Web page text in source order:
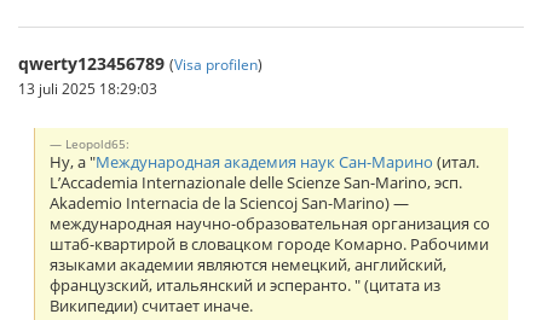
qwerty123456789 (Visa profilen)
13 juli 2025 18:29:03
Leopold65:
Ну, а "Международная академия наук Сан-Марино (итал.
L’Accademia Internazionale delle Scienze San-Marino, эсп.
Akademio Internacia de la Sciencoj San-Marino) —
международная научно-образовательная организация со
штаб-квартирой в словацком городе Комарно. Рабочими
языками академии являются немецкий, английский,
французский, итальянский и эсперанто. " (цитата из
Википедии) считает иначе.